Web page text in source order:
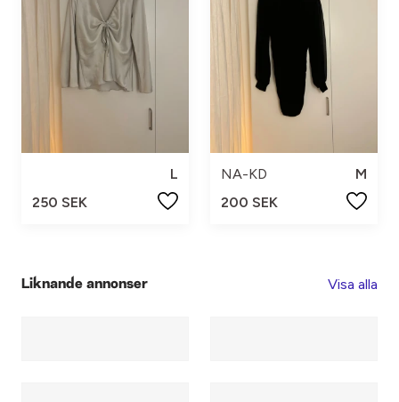
L
250 SEK
NA-KD
M
200 SEK
Liknande annonser Visa alla